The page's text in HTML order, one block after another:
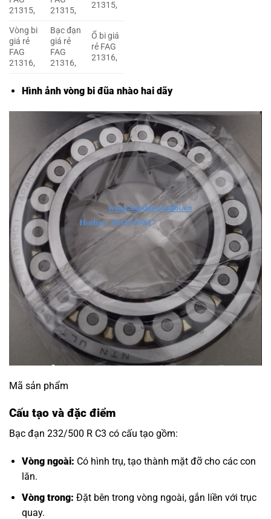
21315,
21315,
21315,
Vòng bi
giá rẻ
FAG
21316,
Bạc đạn
giá rẻ
FAG
21316,
Ổ bi giá
rẻ FAG
21316,
Hình ảnh vòng bi đũa nhào hai dãy
Mã sản phẩm
Cấu tạo và đặc điểm
Bạc đạn 232/500 R C3 có cấu tạo gồm:
Vòng ngoài: Có hình trụ, tạo thành mặt đỡ cho các con
lăn.
Vòng trong: Đặt bên trong vòng ngoài, gắn liền với trục
quay.